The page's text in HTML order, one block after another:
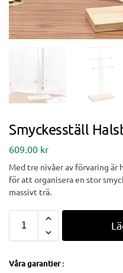
Smyckesställ
609.00 kr
Med tre nivåer av förvaring är
för att organisera en stor
massivt trä.
Våra garantier :